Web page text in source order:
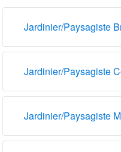
Jardinier/Paysagiste
Jardinier/Paysagiste
Jardinier/Paysagiste